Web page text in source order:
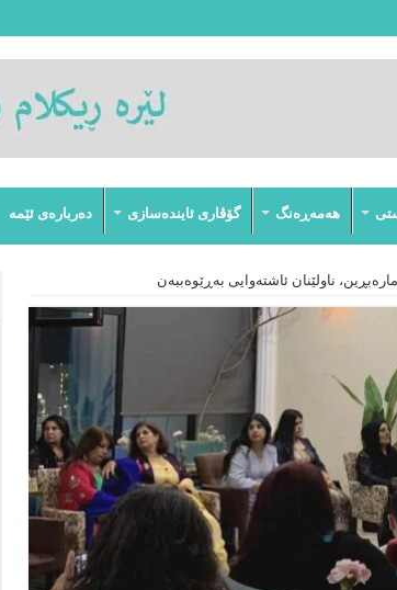
هەمەڕەنگ گۆڤارى ئایندەسازى دەربارەى ئێمە
ناولێنان ئاشتەوایی بەڕێوەببەن